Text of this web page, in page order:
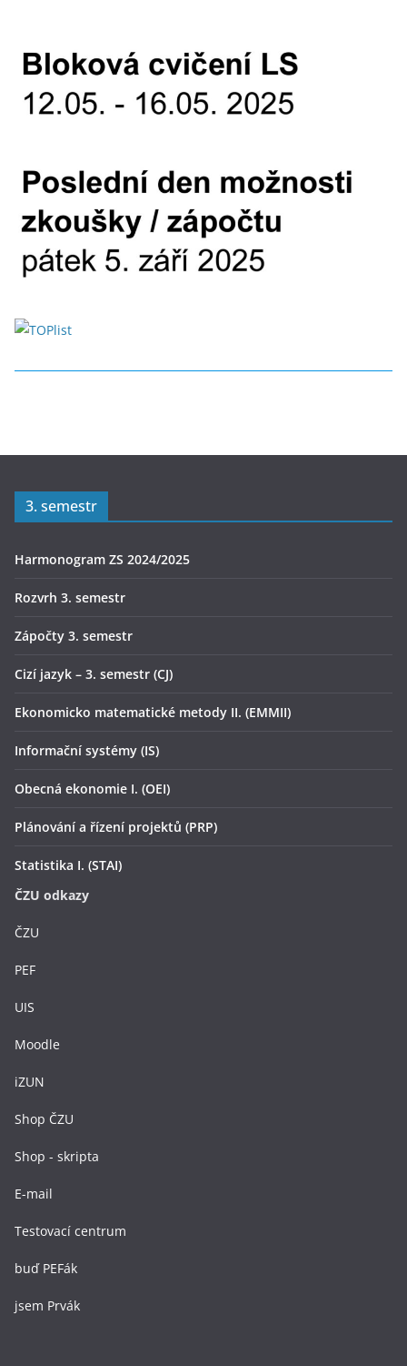
3. semestr
Harmonogram ZS 2024/2025
Rozvrh 3. semestr
Zápočty 3. semestr
Cizí jazyk – 3. semestr (CJ)
Ekonomicko matematické metody II. (EMMII)
Informační systémy (IS)
Obecná ekonomie I. (OEI)
Plánování a řízení projektů (PRP)
Statistika I. (STAI)
ČZU odkazy
ČZU
PEF
UIS
Moodle
iZUN
Shop ČZU
Shop - skripta
E-mail
Testovací centrum
buď PEFák
jsem Prvák